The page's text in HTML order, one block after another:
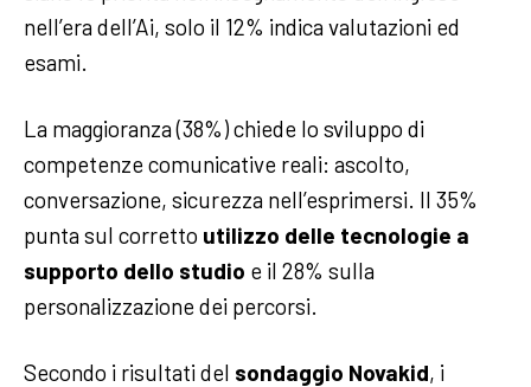
nell’era dell’Ai, solo il 12% indica valutazioni ed
esami.
La maggioranza (38%) chiede lo sviluppo di
competenze comunicative reali: ascolto,
conversazione, sicurezza nell’esprimersi. Il 35%
punta sul corretto utilizzo delle tecnologie a
supporto dello studio e il 28% sulla
personalizzazione dei percorsi.
Secondo i risultati del sondaggio Novakid, i